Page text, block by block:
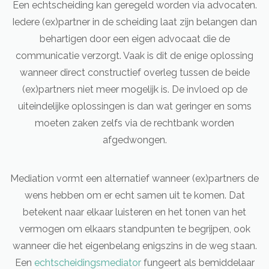
Een echtscheiding kan geregeld worden via advocaten.
Iedere (ex)partner in de scheiding laat zijn belangen dan
behartigen door een eigen advocaat die de
communicatie verzorgt. Vaak is dit de enige oplossing
wanneer direct constructief overleg tussen de beide
(ex)partners niet meer mogelijk is. De invloed op de
uiteindelijke oplossingen is dan wat geringer en soms
moeten zaken zelfs via de rechtbank worden
afgedwongen.
Mediation vormt een alternatief wanneer (ex)partners de
wens hebben om er echt samen uit te komen. Dat
betekent naar elkaar luisteren en het tonen van het
vermogen om elkaars standpunten te begrijpen, ook
wanneer die het eigenbelang enigszins in de weg staan.
Een echtscheidingsmediatorfungeert als bemiddelaar